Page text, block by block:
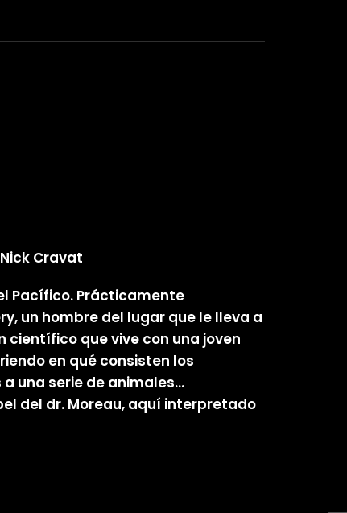
Cravat
Pacífico. Prácticamente
un hombre del lugar que le lleva a
científico que vive con una joven
en qué consisten los
una serie de animales…
del dr. Moreau, aquí interpretado